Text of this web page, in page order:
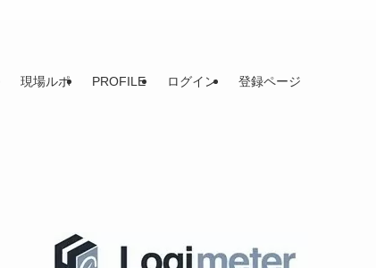
現場ルポ PROFILE ログイン 登録ページ